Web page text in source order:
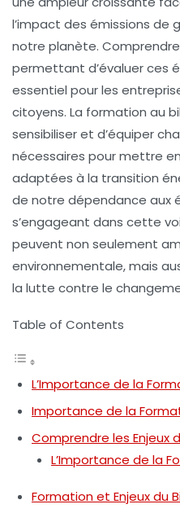
l’impact des émissions de
notre planète.
permettant d’évaluer ces
essentiel pour les
citoyens. La formation au
sensibiliser et d’équiper
nécessaires pour mettre
adaptées à la transition
de notre dépendance aux
s’engageant dans cette
peuvent non seulement
environnementale, mais
la lutte contre le
Table of Contents
L’Importance de la
Importance de la
Comprendre les Enjeux
L’Importance de la
Formation et Enjeux du